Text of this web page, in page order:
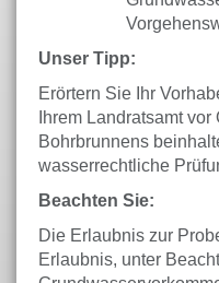
Unser Tipp:
Erörtern Sie Ihr
Ihrem Landratsamt
Bohrbrunnens
wasserrechtliche
Beachten Sie:
Die Erlaubnis zur
Erlaubnis, unter